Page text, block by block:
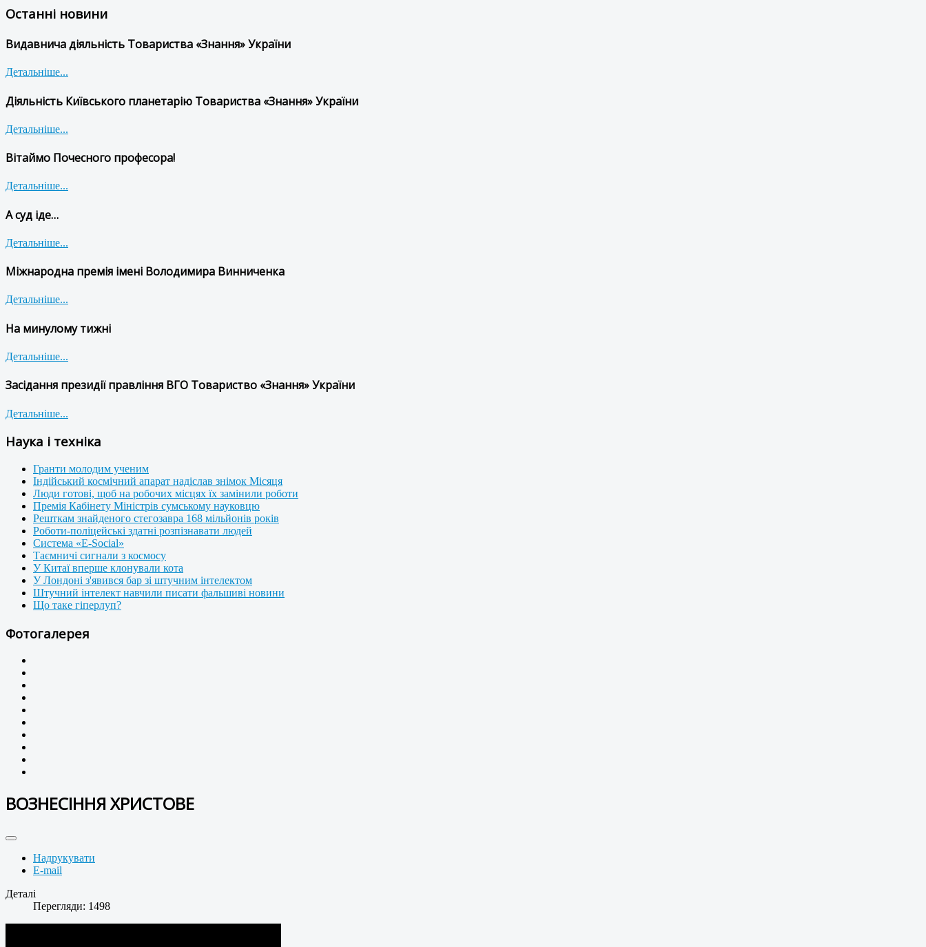
Останні новини
Видавнича діяльність Товариства «Знання» України
Детальніше...
Діяльність Київського планетарію Товариства «Знання» України
Детальніше...
Вітаймо Почесного професора!
Детальніше...
А суд іде…
Детальніше...
Міжнародна премія імені Володимира Винниченка
Детальніше...
На минулому тижні
Детальніше...
Засідання президії правління ВГО Товариство «Знання» України
Детальніше...
Наука і техніка
Гранти молодим ученим
Індійський космічний апарат надіслав знімок Місяця
Люди готові, щоб на робочих місцях їх замінили роботи
Премія Кабінету Міністрів сумському науковцю
Решткам знайденого стегозавра 168 мільйонів років
Роботи-поліцейські здатні розпізнавати людей
Система «E-Social»
Таємничі сигнали з космосу
У Китаї вперше клонували кота
У Лондоні з'явився бар зі штучним інтелектом
Штучний інтелект навчили писати фальшиві новини
Що таке гіперлуп?
Фотогалерея
ВОЗНЕСІННЯ ХРИСТОВЕ
Надрукувати
E-mail
Деталі
Перегляди: 1498